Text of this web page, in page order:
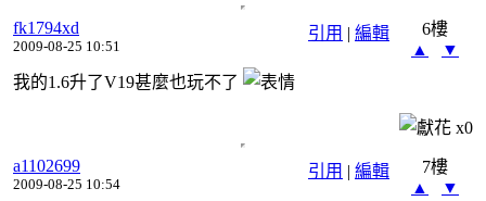
引用 | 編輯
fk1794xd
2009-08-25 10:51
6樓
▲
▼
我的1.6升了V19甚麼也玩不了
x0
引用 | 編輯
a1102699
2009-08-25 10:54
7樓
▲
▼